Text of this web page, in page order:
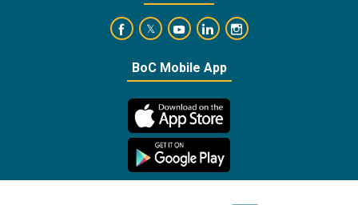
https://www.facebook.com/
https://twitter.com/bankofcyprus_
https://www.youtube.com/user/
https://www.linkedin.com/
https://
BoC Mobile App